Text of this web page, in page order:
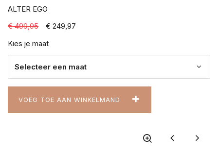
ALTER EGO
€ 499,95
€ 249,97
Kies je maat
VOEG TOE AAN WINKELMAND